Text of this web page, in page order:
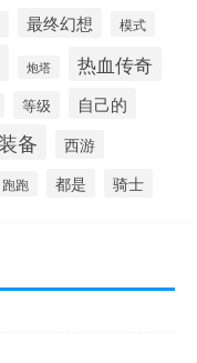
最终幻想 模式
炮塔 热血传奇
等级 自己的
装备 西游
跑跑 都是 骑士